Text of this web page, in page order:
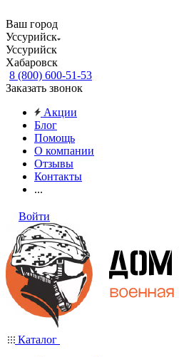
Ваш город
Уссурийск
Уссурийск
Хабаровск
8 (800) 600-51-53
Заказать звонок
Акции
Блог
Помощь
О компании
Отзывы
Контакты
...
Войти
Каталог